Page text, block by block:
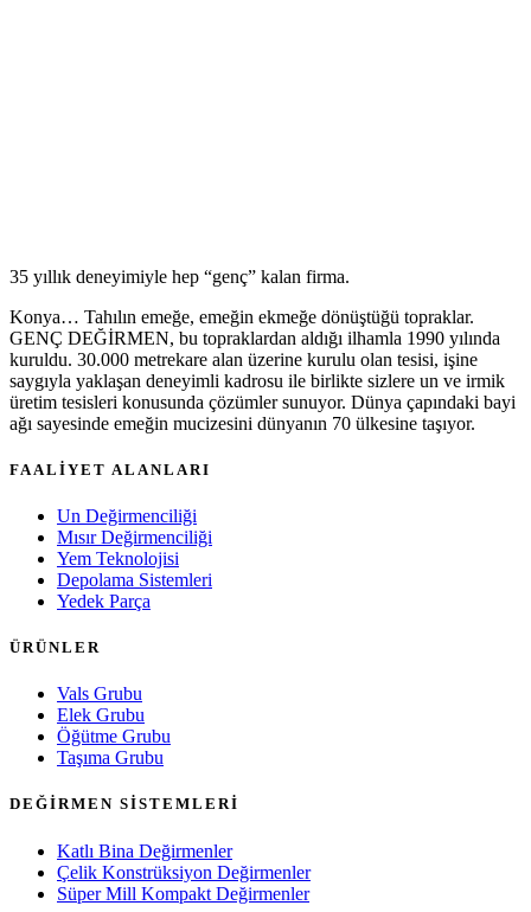
35 yıllık deneyimiyle hep “genç” kalan firma.
Konya… Tahılın emeğe, emeğin ekmeğe dönüştüğü topraklar.
GENÇ DEĞİRMEN, bu topraklardan aldığı ilhamla 1990 yılında
kuruldu. 30.000 metrekare alan üzerine kurulu olan tesisi, işine
saygıyla yaklaşan deneyimli kadrosu ile birlikte sizlere un ve irmik
üretim tesisleri konusunda çözümler sunuyor. Dünya çapındaki bayi
ağı sayesinde emeğin mucizesini dünyanın 70 ülkesine taşıyor.
FAALİYET ALANLARI
Un Değirmenciliği
Mısır Değirmenciliği
Yem Teknolojisi
Depolama Sistemleri
Yedek Parça
ÜRÜNLER
Vals Grubu
Elek Grubu
Öğütme Grubu
Taşıma Grubu
DEĞİRMEN SİSTEMLERİ
Katlı Bina Değirmenler
Çelik Konstrüksiyon Değirmenler
Süper Mill Kompakt Değirmenler